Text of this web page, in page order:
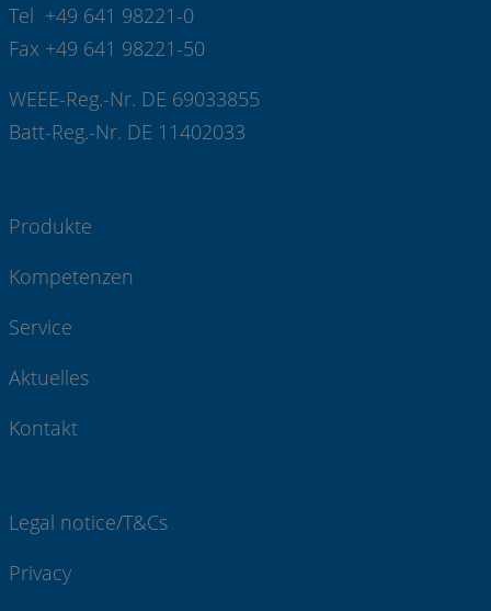
Tel +49 641 98221-0
Fax +49 641 98221-50
WEEE-Reg.-Nr. DE 69033855
Batt-Reg.-Nr. DE 11402033
Produkte
Kompetenzen
Service
Aktuelles
Kontakt
Legal notice/T&Cs
Privacy